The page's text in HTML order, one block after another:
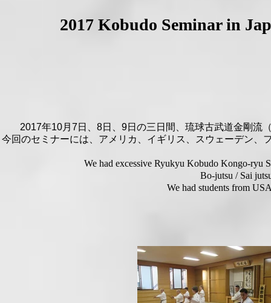
​2017 Kobudo Seminar in
2017年10月7日、8日、9日の三日間、琉球古武道金剛
今回のセミナーには、アメリカ、イギリス、スウェーデン
We had excessive Ryukyu Kobudo Kongo-ryu
Bo-jutsu / Sai
We had students from